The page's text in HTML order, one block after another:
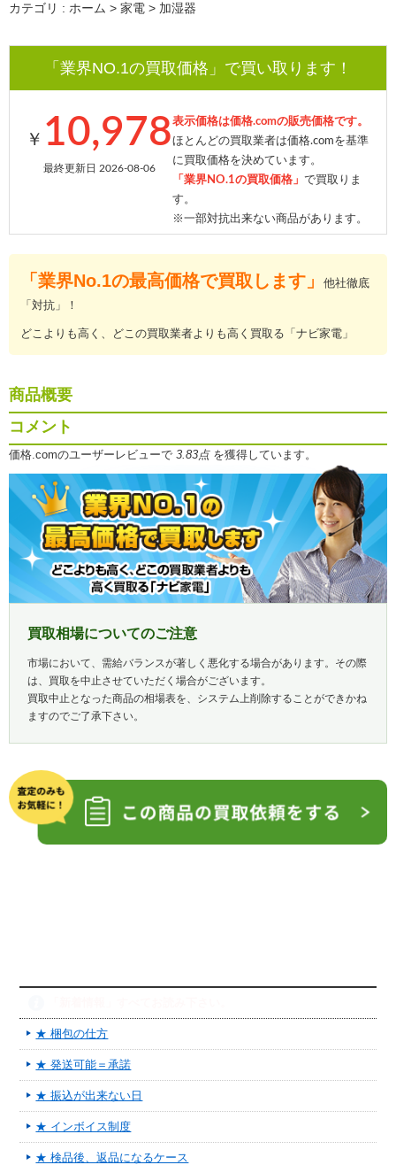
カテゴリ : ホーム > 家電 > 加湿器
「業界NO.1の買取価格」で買い取ります！
￥ 10,978
最終更新日 2026-08-06
表示価格は価格.comの販売価格です。
ほとんどの買取業者は価格.comを基準
に買取価格を決めています。
「業界NO.1の買取価格」 で買取りま
す。
※一部対抗出来ない商品があります。
「業界No.1の最高価格で買取します」
他社徹底
「対抗」！
どこよりも高く、どこの買取業者よりも高く買取る「ナビ家電」
商品概要
コメント
価格.comのユーザーレビューで 3.83点を獲得しています。
買取相場についてのご注意
市場において、需給バランスが著しく悪化する場合があります。その際
は、買取を中止させていただく場合がございます。
買取中止となった商品の相場表を、システム上削除することができかね
ますのでご了承下さい。
★ 梱包の仕方
★ 発送可能＝承諾
★ 振込が出来ない日
★ インボイス制度
★ 検品後、返品になるケース